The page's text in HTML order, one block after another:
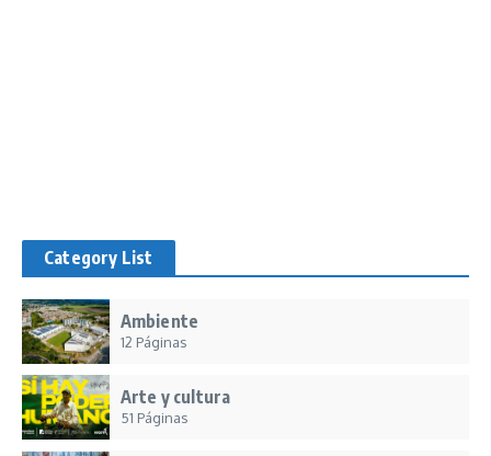
Category List
Ambiente
12 Páginas
Arte y cultura
51 Páginas